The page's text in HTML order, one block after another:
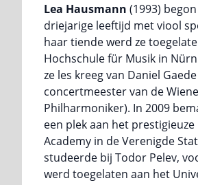
Lea Hausmann (1993)
driejarige leeftijd met viool
haar tiende werd ze
Hochschule für Musik in
ze les kreeg van Daniel
concertmeester van de
Philharmoniker). In 2009
een plek aan het
Academy in de Verenigde
studeerde bij Todor Pelev,
werd toegelaten aan het